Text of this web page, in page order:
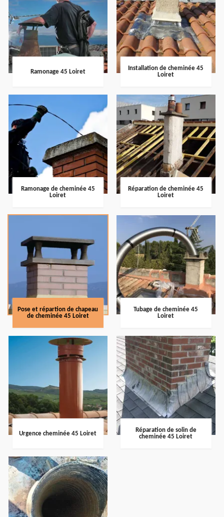
Ramonage 45 Loiret
Installation de cheminée 45
Loiret
Ramonage de cheminée 45
Loiret
Réparation de cheminée 45
Loiret
Pose et répartion de chapeau
de cheminée 45 Loiret
Tubage de cheminée 45
Loiret
Urgence cheminée 45 Loiret
Réparation de solin de
cheminée 45 Loiret